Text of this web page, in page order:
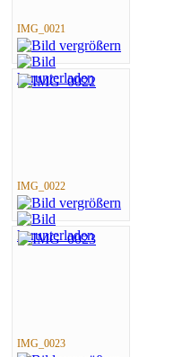
IMG_0021
IMG_0022
IMG_0023